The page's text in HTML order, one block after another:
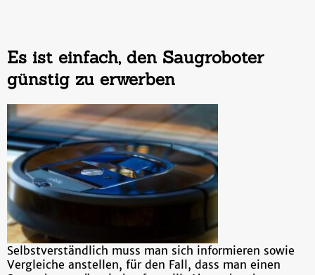
Es ist einfach, den Saugroboter
günstig zu erwerben
Selbstverständlich muss man sich informieren sowie
Vergleiche anstellen, für den Fall, dass man einen